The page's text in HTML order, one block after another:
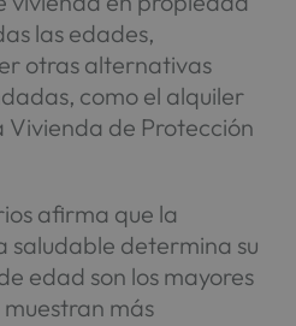
las edades,
otras alternativas
como el alquiler
Vivienda de Protección
afirma que la
saludable determina su
edad son los mayores
muestran más